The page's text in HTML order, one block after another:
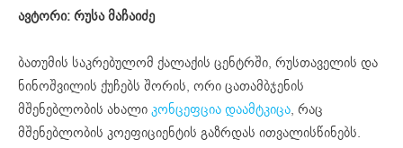
ავტორი: რუსა მაჩაიძე
ბათუმის საკრებულომ ქალაქის ცენტრში, რუსთაველის და
ნინოშვილის ქუჩებს შორის, ორი ცათამბჯენის
მშენებლობის ახალიკონცეფცია დაამტკიცა, რაც
მშენებლობის კოეფიციენტის გაზრდას ითვალისწინებს.